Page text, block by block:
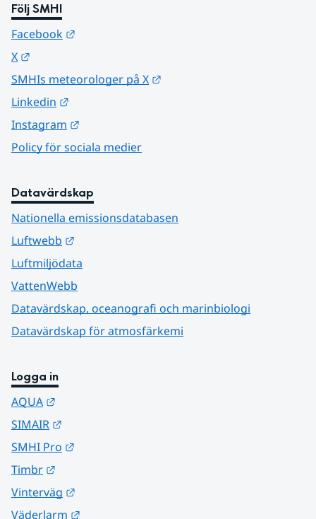
Följ SMHI
Facebook
X
SMHIs meteorologer på X
Linkedin
Instagram
Policy för sociala medier
Datavärdskap
Nationella emissionsdatabasen
Luftwebb
Luftmiljödata
VattenWebb
Datavärdskap, oceanografi och marinbiologi
Datavärdskap för atmosfärkemi
Logga in
AQUA
SIMAIR
SMHI Pro
Timbr
Vinterväg
Väderlarm